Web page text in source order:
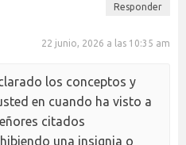
Responder
22 junio, 2026 a las 10:35 am
los conceptos y
en cuando ha visto a
citados
una insignia o